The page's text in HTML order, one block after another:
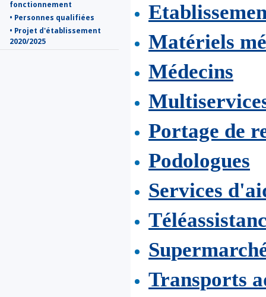
fonctionnement
• Personnes qualifiées
• Projet d'établissement
2020/2025
Matériels
Médecins
Portage de
Podologues
Services
Transports